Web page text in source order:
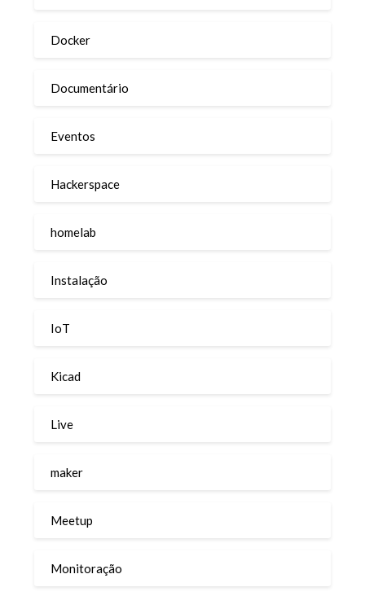
Docker
Documentário
Eventos
Hackerspace
homelab
Instalação
IoT
Kicad
Live
maker
Meetup
Monitoração